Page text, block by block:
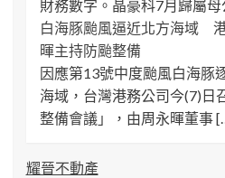
財務數字。晶豪科7月歸屬
白海豚颱風逼近北方海域
暉主持防颱整備
因應第13號中度颱風白海豚
海域，台灣港務公司今(7)日
整備會議」，由周永暉董事
耀晉不動產